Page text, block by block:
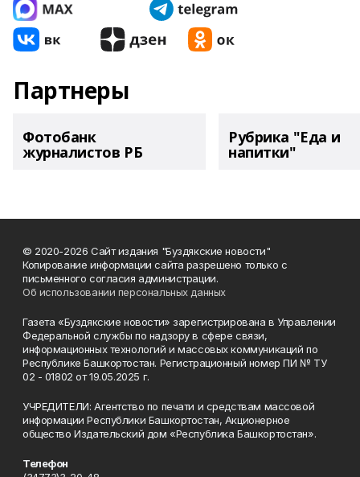
Партнеры
Фотобанк
журналистов РБ
Рубрика "Еда и
напитки"
© 2020-2026 Сайт издания "Буздякские новости"
Копирование информации сайта разрешено только с
письменного согласия администрации.
Об использовании персональных данных
Газета «Буздякские новости» зарегистрирована в Управлении
Федеральной службы по надзору в сфере связи,
информационных технологий и массовых коммуникаций по
Республике Башкортостан. Регистрационный номер ПИ № ТУ
02 - 01802 от 19.05.2025 г.
УЧРЕДИТЕЛИ: Агентство по печати и средствам массовой
информации Республики Башкортостан, Акционерное
общество Издательский дом «Республика Башкортостан».
Телефон